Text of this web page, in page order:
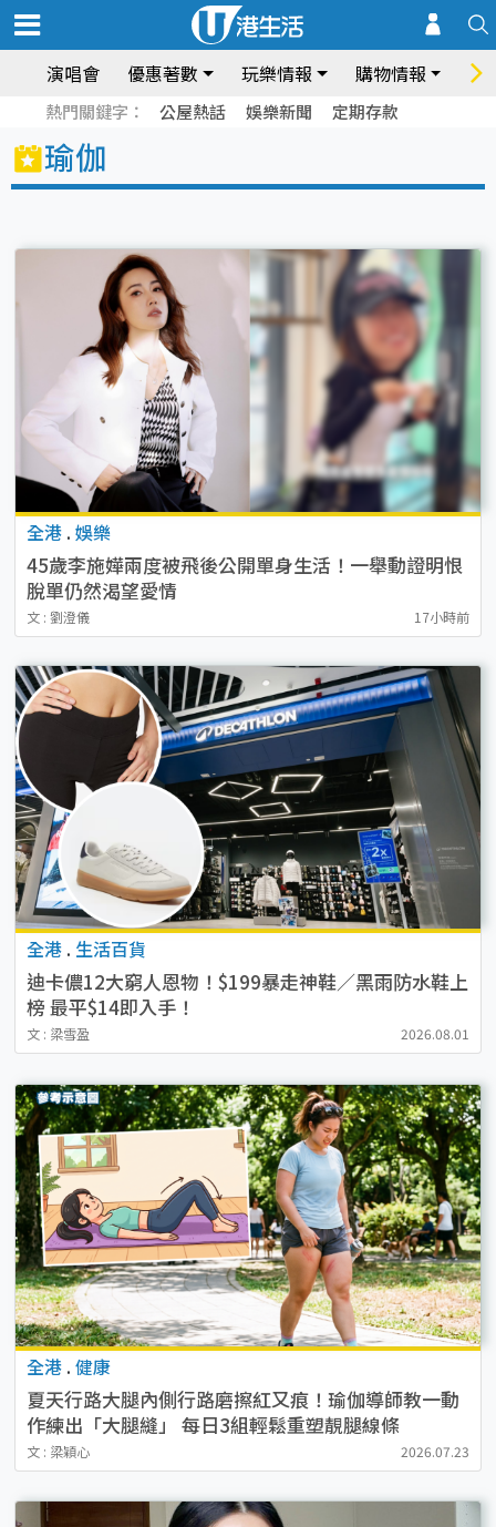
演唱會 優惠著數 玩樂情報 購物情報 飲
熱門關鍵字： 公屋熱話 娛樂新聞 定期存款
瑜伽
全港 . 娛樂
45歲李施嬅兩度被飛後公開單身生活！一舉動證明恨
脫單仍然渴望愛情
文 : 劉澄儀 17小時前
全港 . 生活百貨
迪卡儂12大窮人恩物！$199暴走神鞋／黑雨防水鞋上
榜 最平$14即入手！
文 : 梁雪盈 2026.08.01
全港 . 健康
夏天行路大腿內側行路磨擦紅又痕！瑜伽導師教一動
作練出「大腿縫」 每日3組輕鬆重塑靚腿線條
文 : 梁穎心 2026.07.23